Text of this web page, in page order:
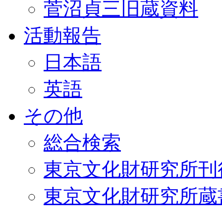
菅沼貞三旧蔵資料
活動報告
日本語
英語
その他
総合検索
東京文化財研究所
東京文化財研究所